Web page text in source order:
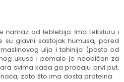
namaz od leblebija. Ima teksturu i
su glavni sastojak humusa, pored
ulja i tahinija (pasta od
ukusa i pomalo je neobičan za
svima kada ga probaju prvi put.
zato što ima dosta proteina.